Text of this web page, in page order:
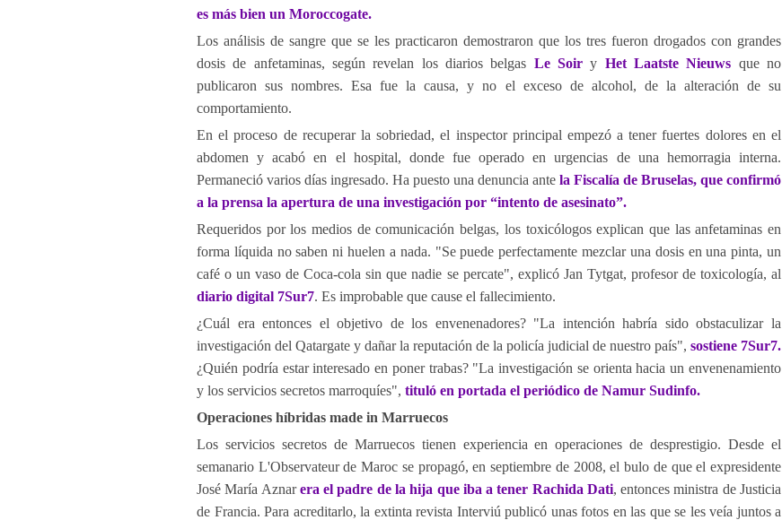
es más bien un Moroccogate.
Los análisis de sangre que se les practicaron demostraron que los tres fueron drogados con grandes
dosis de anfetaminas, según revelan los diarios belgas Le Soir y Het Laatste Nieuws que no
publicaron sus nombres. Esa fue la causa, y no el exceso de alcohol, de la alteración de su
comportamiento.
En el proceso de recuperar la sobriedad, el inspector principal empezó a tener fuertes dolores en el
abdomen y acabó en el hospital, donde fue operado en urgencias de una hemorragia interna.
Permaneció varios días ingresado. Ha puesto una denuncia ante la Fiscalía de Bruselas, que confirmó
a la prensa la apertura de una investigación por “intento de asesinato”.
Requeridos por los medios de comunicación belgas, los toxicólogos explican que las anfetaminas en
forma líquida no saben ni huelen a nada. "Se puede perfectamente mezclar una dosis en una pinta, un
café o un vaso de Coca-cola sin que nadie se percate", explicó Jan Tytgat, profesor de toxicología, al
diario digital 7Sur7. Es improbable que cause el fallecimiento.
¿Cuál era entonces el objetivo de los envenenadores? "La intención habría sido obstaculizar la
investigación del Qatargate y dañar la reputación de la policía judicial de nuestro país", sostiene 7Sur7.
¿Quién podría estar interesado en poner trabas? "La investigación se orienta hacia un envenenamiento
y los servicios secretos marroquíes", tituló en portada el periódico de Namur Sudinfo.
Operaciones híbridas made in Marruecos
Los servicios secretos de Marruecos tienen experiencia en operaciones de desprestigio. Desde el
semanario L'Observateur de Maroc se propagó, en septiembre de 2008, el bulo de que el expresidente
José María Aznarera el padre de la hija que iba a tener Rachida Dati, entonces ministra de Justicia
de Francia. Para acreditarlo, la extinta revista Interviú publicó unas fotos en las que se les veía juntos a